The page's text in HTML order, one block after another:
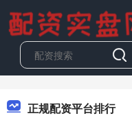
正规配资平台排行